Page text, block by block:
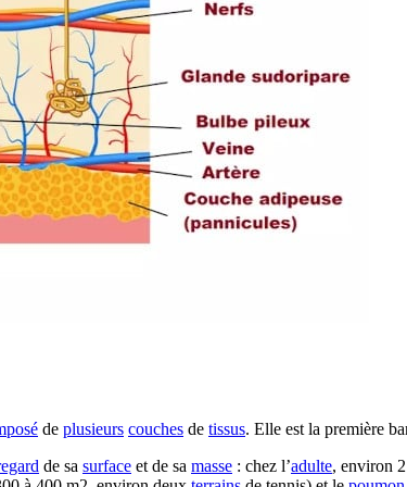
de plusieurs couches de tissus. Elle est la première
de sa surface et de sa masse : chez l’adulte, environ